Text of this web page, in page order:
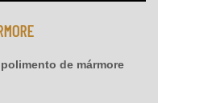
de mármore